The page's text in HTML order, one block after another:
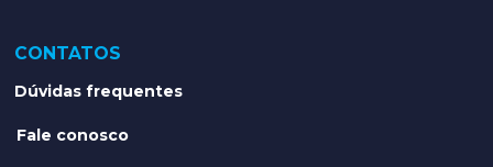
CONTATOS
Dúvidas frequentes
Fale conosco